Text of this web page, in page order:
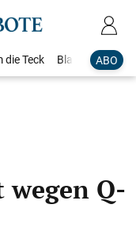
ABO
die Teck Blaulicht
Q-